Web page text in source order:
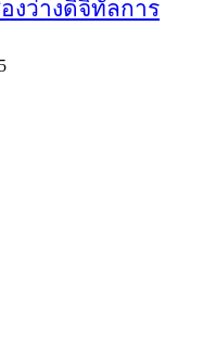
งว่างดิจิทัลการ